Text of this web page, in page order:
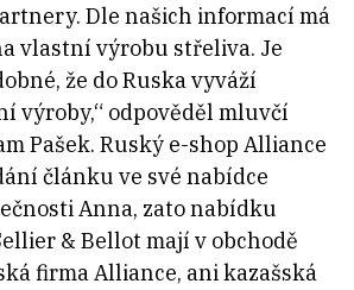
Dle našich informací má
vlastní výrobu střeliva. Je
že do Ruska vyváží
výroby,“ odpověděl mluvčí
Pašek. Ruský e-shop Alliance
článku ve své nabídce
Anna, zato nabídku
& Bellot mají v obchodě
firma Alliance, ani kazašská